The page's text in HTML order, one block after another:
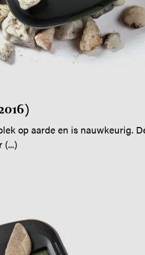
op aarde en is nauwkeurig.
(...)